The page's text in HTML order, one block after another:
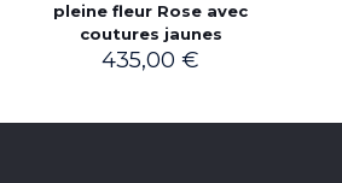
pleine fleur Rose avec
coutures jaunes
435,00€